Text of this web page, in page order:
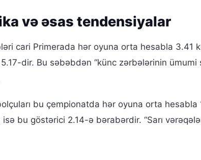
və əsas tendensiyalar
cari Primerada hər oyuna orta hesabla 3.41
dir. Bu səbəbdən “künc zərbələrinin ümumi
bu çempionatda hər oyuna orta hesabla
isə bu göstərici 2.14-ə bərabərdir. “Sarı